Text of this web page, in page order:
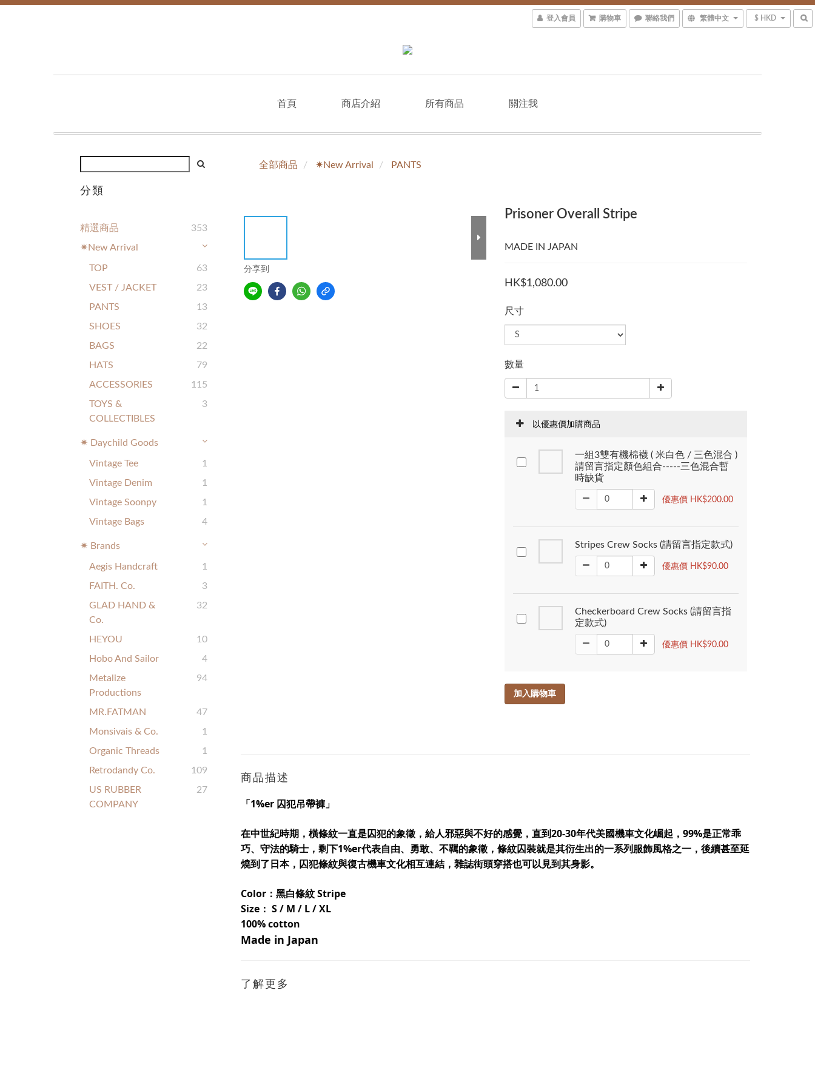
登入會員 購物車 聯絡我們 繁體中文 $ HKD
首頁 商店介紹 所有商品 關注我
分類
精選商品
353
✷New Arrival
TOP
63
VEST / JACKET
23
PANTS
13
SHOES
32
BAGS
22
HATS
79
ACCESSORIES
115
TOYS &
COLLECTIBLES
3
✷ Daychild Goods
Vintage Tee
1
Vintage Denim
1
Vintage Soonpy
1
Vintage Bags
4
✷ Brands
Aegis Handcraft
1
FAITH. Co.
3
GLAD HAND &
Co.
32
HEYOU
10
Hobo And Sailor
4
Metalize
Productions
94
MR.FATMAN
47
Monsivais & Co.
1
Organic Threads
1
Retrodandy Co.
109
US RUBBER
COMPANY
27
全部商品 ✷New Arrival PANTS
分享到
Prisoner Overall Stripe
MADE IN JAPAN
HK$1,080.00
尺寸
數量
以優惠價加購商品
一組3雙有機棉襪 ( 米白色 / 三色混合 )
請留言指定顏色組合-----三色混合暫
時缺貨
優惠價 HK$200.00
Stripes Crew Socks (請留言指定款式)
優惠價 HK$90.00
Checkerboard Crew Socks (請留言指
定款式)
優惠價 HK$90.00
加入購物車
商品描述
「1%er 囚犯吊帶褲」
在中世紀時期，橫條紋一直是囚犯的象徵，給人邪惡與不好的感覺，直到20-30年代美國機車文化崛起，99%是正常乖
巧、守法的騎士，剩下1%er代表自由、勇敢、不羈的象徵，條紋囚裝就是其衍生出的一系列服飾風格之一，後續甚至延
燒到了日本，囚犯條紋與復古機車文化相互連結，雜誌街頭穿搭也可以見到其身影。
Color：黑白條紋 Stripe
Size： S / M / L / XL
100% cotton
Made in Japan
了解更多